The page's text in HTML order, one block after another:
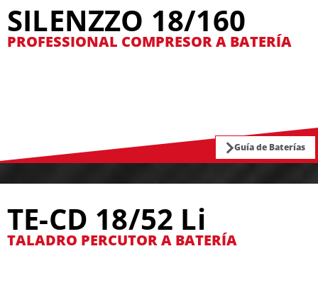
SILENZZO 18/160
PROFESSIONAL COMPRESOR A BATERÍA
Guía de Baterías
TE-CD 18/52 Li
TALADRO PERCUTOR A BATERÍA